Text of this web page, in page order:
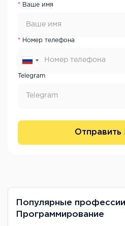
Ваше имя
Номер телефона
Telegram
Отправить
Популярные
Программирование